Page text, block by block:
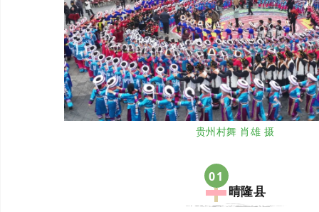
贵州村舞 肖雄 摄
01
晴隆县